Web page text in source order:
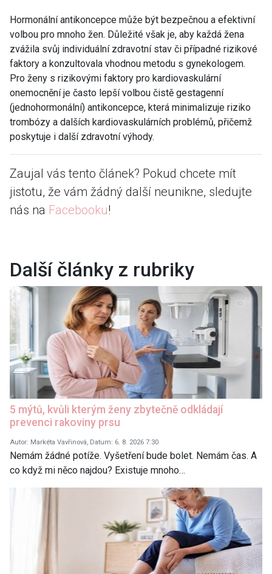
Hormonální antikoncepce může být bezpečnou a efektivní
volbou pro mnoho žen. Důležité však je, aby každá žena
zvážila svůj individuální zdravotní stav či případné rizikové
faktory a konzultovala vhodnou metodu s gynekologem.
Pro ženy s rizikovými faktory pro kardiovaskulární
onemocnění je často lepší volbou čistě gestagenní
(jednohormonální) antikoncepce, která minimalizuje riziko
trombózy a dalších kardiovaskulárních problémů, přičemž
poskytuje i další zdravotní výhody.
Zaujal vás tento článek? Pokud chcete mít
jistotu, že vám žádný další neunikne, sledujte
nás na Facebooku!
Další články z rubriky
5 mýtů, kvůli kterým ženy zbytečně odkládají
prevenci rakoviny prsu
Autor: Markéta Vavřinová, Datum: 6. 8. 2026 7:30
Nemám žádné potíže. Vyšetření bude bolet. Nemám čas. A
co když mi něco najdou? Existuje mnoho…